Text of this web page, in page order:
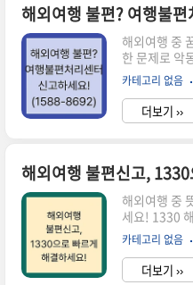
분쟁조정, 권
보: 빈틈없
음은 뭘까요? 바로 상황 파악 과 증
마치 탐정처
약서, 영수증,
지 챙겨두세
각하셨겠..
해외여행 중
한 문제로 악
부터 숙소 문
여행객의 권익을 보
(KATA) 가 운영하는 여행불편처리센터 가 든든한
지원군이 되
편처리센터,
제 해결, 해외
든든한 아군!
SOS 신호에 응
등록업체(여행사)
각종 불편 사
니다. 단순 상
카테고리 없음
더보기 ››
해외여행 불편신고,
해외여행 중
세요! 1330 해외여행 안전정보센터 가 여러분의
든든한 지원
터 긴급 상황 대처까지,
로 안전하고
든든한 해외
카테고리 없음
더보기 ››